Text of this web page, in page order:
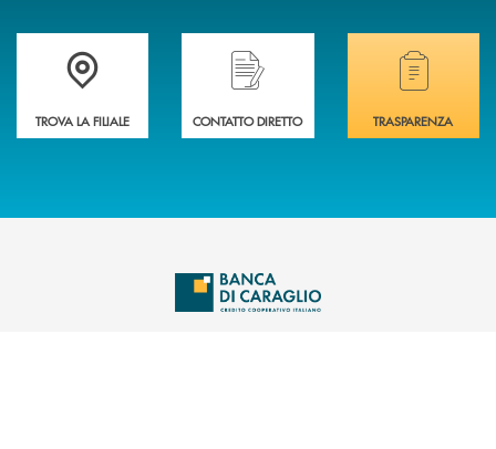
Accedi all' elenco completo delle filiali di Banca di Caraglio.
TROVA LA FILIALE
Hai bisogno di assistenza immediata?
CONTATTO DIRETTO
Hai bisogno di
TRASPARENZA